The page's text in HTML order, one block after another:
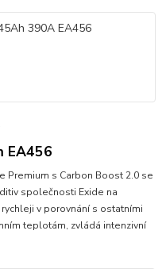
EA456
Premium s Carbon Boost 2.0 se
společnosti Exide na
v porovnání s ostatními
teplotám, zvládá intenzivní